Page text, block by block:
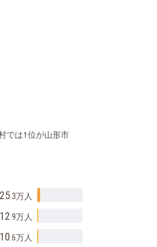
では1位が山形市
25.3万人
12 .9万人
10 .6万人